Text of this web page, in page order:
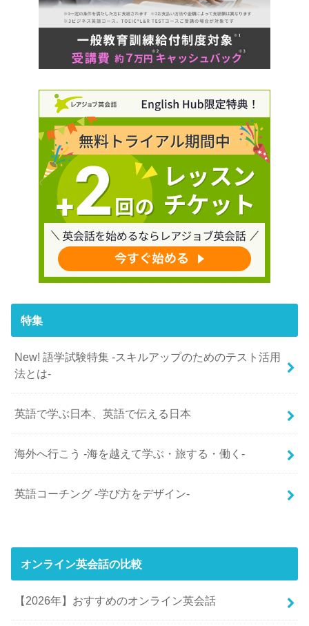
特集
New! 語学試験特集 -スキルアップのためのテスト活用
法とは-
英語で学ぶ日本、英語で伝える日本
海外へ行こう -海を越えて学ぶ・旅する・働く-
英語コーチング -学び方をデザイン-
オンライン英会話の比較
【2026年】おすすめのオンライン英会話